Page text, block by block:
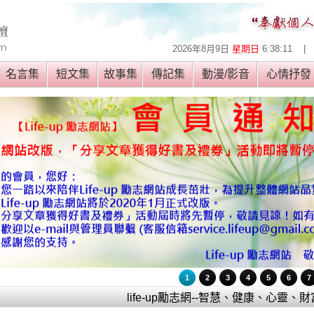
2026年8月9日 星期日 6:38:11
言集 短文集 故事集 傳記集 動漫/影音 心情抒
1 2 3 4 5 6 7
life-up勵志網--智慧、健康、心靈、